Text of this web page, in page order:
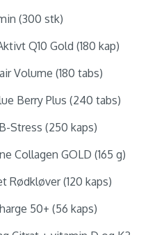
(300 stk)
Q10 Gold (180 kap)
Volume (180 tabs)
Berry Plus (240 tabs)
Stress (250 kaps)
Collagen GOLD (165 g)
Rødkløver (120 kaps)
50+ (56 kaps)